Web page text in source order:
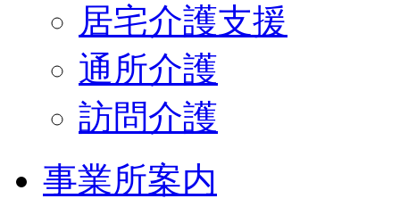
居宅介護支援
通所介護
訪問介護
事業所案内